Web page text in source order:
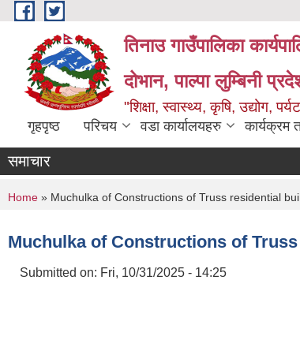
Skip to main content
तिनाउ गाउँपालिका
दोभान, पाल्पा लुम्बिनी
"शिक्षा, स्वास्थ्य, कृषि, उद्योग,
गृहपृष्ठ परिचय वडा कार्यालयहरु कार्यक्रम
समाचार
You are here
Home » Muchulka of Constructions of Truss residential
Muchulka of Constructions of
Submitted on: Fri, 10/31/2025 - 14:25